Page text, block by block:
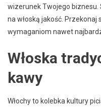
wizerunek Twojego
na włoską jakość.
wymaganiom nawet
Włoska
kawy
Włochy to kolebka kultury